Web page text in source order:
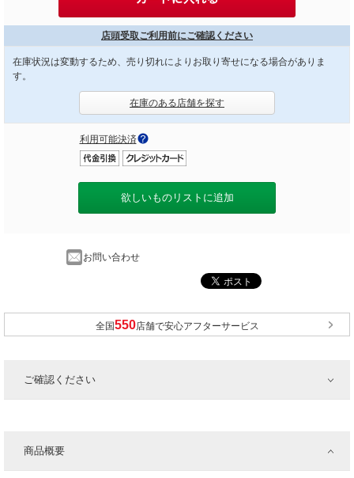
店頭受取ご利用前にご確認ください
在庫状況は変動するため、売り切れによりお取り寄せになる場合がありま
す。
在庫のある店舗を探す
利用可能決済
欲しいものリストに追加
お問い合わせ
全国 店舗で安心アフターサービス
ご確認ください
商品概要